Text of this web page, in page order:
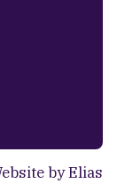
by Elias